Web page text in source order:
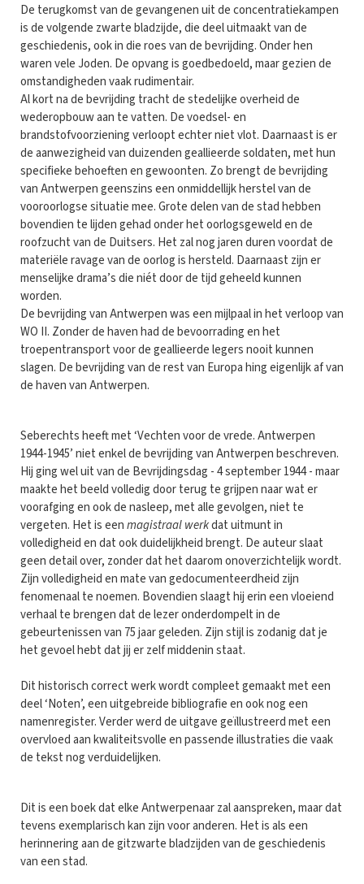
De terugkomst van de gevangenen uit de concentratiekampen
is de volgende zwarte bladzijde, die deel uitmaakt van de
geschiedenis, ook in die roes van de bevrijding. Onder hen
waren vele Joden. De opvang is goedbedoeld, maar gezien de
omstandigheden vaak rudimentair.
Al kort na de bevrijding tracht de stedelijke overheid de
wederopbouw aan te vatten. De voedsel- en
brandstofvoorziening verloopt echter niet vlot. Daarnaast is er
de aanwezigheid van duizenden geallieerde soldaten, met hun
specifieke behoeften en gewoonten. Zo brengt de bevrijding
van Antwerpen geenszins een onmiddellijk herstel van de
vooroorlogse situatie mee. Grote delen van de stad hebben
bovendien te lijden gehad onder het oorlogsgeweld en de
roofzucht van de Duitsers. Het zal nog jaren duren voordat de
materiële ravage van de oorlog is hersteld. Daarnaast zijn er
menselijke drama’s die niét door de tijd geheeld kunnen
worden.
De bevrijding van Antwerpen was een mijlpaal in het verloop van
WO II. Zonder de haven had de bevoorrading en het
troepentransport voor de geallieerde legers nooit kunnen
slagen. De bevrijding van de rest van Europa hing eigenlijk af van
de haven van Antwerpen.
Seberechts heeft met ‘Vechten voor de vrede. Antwerpen
1944-1945’ niet enkel de bevrijding van Antwerpen beschreven.
Hij ging wel uit van de Bevrijdingsdag - 4 september 1944 - maar
maakte het beeld volledig door terug te grijpen naar wat er
voorafging en ook de nasleep, met alle gevolgen, niet te
vergeten. Het is eenmagistraal werkdat uitmunt in
volledigheid en dat ook duidelijkheid brengt. De auteur slaat
geen detail over, zonder dat het daarom onoverzichtelijk wordt.
Zijn volledigheid en mate van gedocumenteerdheid zijn
fenomenaal te noemen. Bovendien slaagt hij erin een vloeiend
verhaal te brengen dat de lezer onderdompelt in de
gebeurtenissen van 75 jaar geleden. Zijn stijl is zodanig dat je
het gevoel hebt dat jij er zelf middenin staat.
Dit historisch correct werk wordt compleet gemaakt met een
deel ‘Noten’, een uitgebreide bibliografie en ook nog een
namenregister. Verder werd de uitgave geïllustreerd met een
overvloed aan kwaliteitsvolle en passende illustraties die vaak
de tekst nog verduidelijken.
Dit is een boek dat elke Antwerpenaar zal aanspreken, maar dat
tevens exemplarisch kan zijn voor anderen. Het is als een
herinnering aan de gitzwarte bladzijden van de geschiedenis
van een stad.